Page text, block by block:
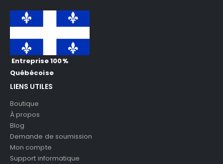
Entreprise 100%
Québécoise
LIENS UTILES
Boutique
À propos
Blog
Demande de soumission
Mon compte
Support informatique